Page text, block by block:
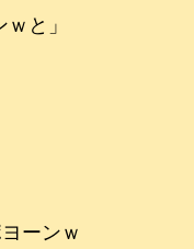
と」
ーンｗ